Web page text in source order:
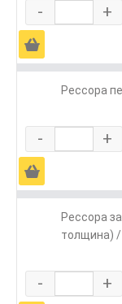
- +
Ä
Рессора
- +
Ä
Рессора
толщина)
- +